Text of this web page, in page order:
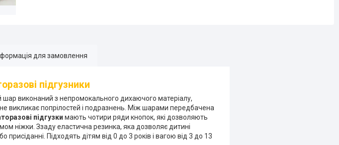
для замовлення
підгузники
шар виконаний з непромокального дихаючого матеріалу,
викликає попрілостей і подразнень. Між шарами передбачена
підгузки мають чотири ряди кнопок, які дозволяють
ніжки. Ззаду еластична резинка, яка дозволяє дитині
Підходять дітям від 0 до 3 років і вагою від 3 до 13